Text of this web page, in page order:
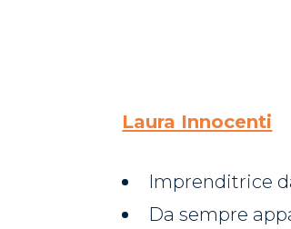
Laura Innocenti
Imprenditrice
Da sempre